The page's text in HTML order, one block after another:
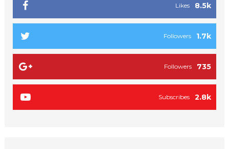
8.5k
Likes
1.7k
Followers
735
Followers
2.8k
Subscribes